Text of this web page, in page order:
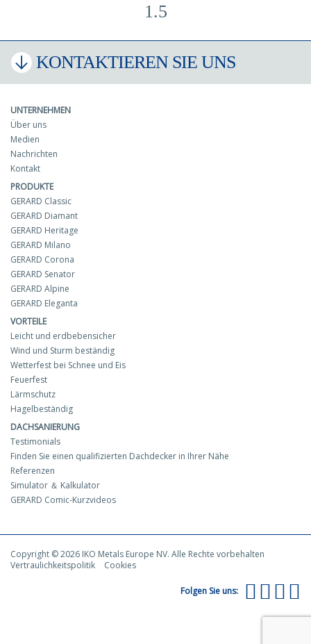
1.5
KONTAKTIEREN SIE UNS
UNTERNEHMEN
Über uns
Medien
Nachrichten
Kontakt
PRODUKTE
GERARD Classic
GERARD Diamant
GERARD Heritage
GERARD Milano
GERARD Corona
GERARD Senator
GERARD Alpine
GERARD Eleganta
VORTEILE
Leicht und erdbebensicher
Wind und Sturm beständig
Wetterfest bei Schnee und Eis
Feuerfest
Lärmschutz
Hagelbeständig
DACHSANIERUNG
Testimonials
Finden Sie einen qualifizierten Dachdecker in Ihrer Nähe
Referenzen
Simulator ＆ Kalkulator
GERARD Comic-Kurzvideos
Copyright © 2026 IKO Metals Europe NV. Alle Rechte vorbehalten
Vertraulichkeitspolitik
Cookies
Folgen Sie uns: